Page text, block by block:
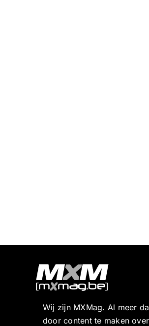
Wij zijn MXMag. Al meer
door content te maken